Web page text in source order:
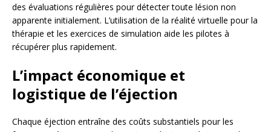
des évaluations régulières pour détecter toute lésion non
apparente initialement. L’utilisation de la réalité virtuelle pour la
thérapie et les exercices de simulation aide les pilotes à
récupérer plus rapidement.
L’impact économique et
logistique de l’éjection
Chaque éjection entraîne des coûts substantiels pour les